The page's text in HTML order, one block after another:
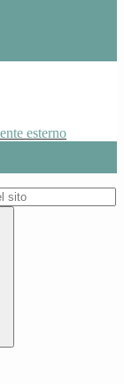
esterno